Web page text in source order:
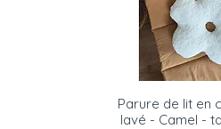
Parure de lit en
lavé - Camel -